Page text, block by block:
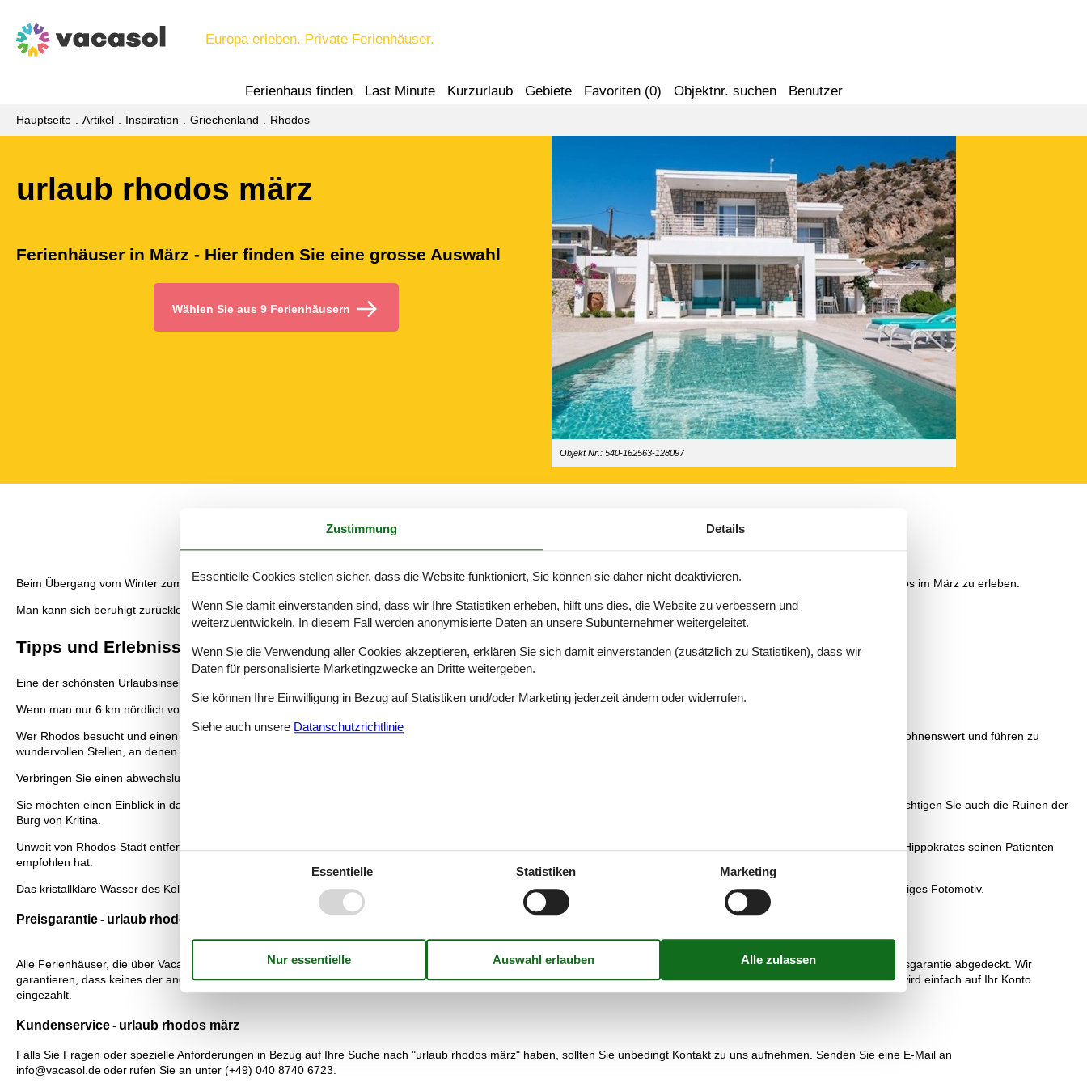
Europa erleben. Private Ferienhäuser.
Ferienhaus finden Last Minute Kurzurlaub Gebiete Favoriten (0) Objektnr. suchen Benutzer
Hauptseite Artikel Inspiration Griechenland Rhodos
urlaub rhodos märz
Ferienhäuser in März - Hier finden Sie eine grosse Auswahl
Wählen Sie aus 9 Ferienhäusern
Objekt Nr.: 540-162563-128097
Beim Übergang vom Winter zum Frühling zeichnen sich bereits hellere Tage ab und es ist daher für viele eine besondere Jahreszeit. Freuen Sie sich schon mal darauf, Rhodos im März zu erleben.
Man kann sich beruhigt zurücklehnen, wenn das erledigt ist.
Tipps und Erlebnisse
Eine der schönsten Urlaubsinseln in der Ägäis ist die griechische Insel Rhodos, die mit einzigartigen Sehenswürdigkeiten lockt.
Wenn man nur 6 km nördlich vom Strand in die verträumte Siedlung Kolymbia fährt, erreicht man das Kloster Paramithia, welches wirklich einen Besuch wert ist.
Wer Rhodos besucht und einen etwas aktiveren Urlaub verleben möchte, sollte unbedingt seine Wanderschuhe mit einpacken, denn Wanderungen im Inselinneren sind sehr lohnenswert und führen zu
wundervollen Stellen, an denen Besucher die Einsamkeit genießen können.
Verbringen Sie einen abwechslungsreichen Tag im Aquapark Rhodos in Faliraki.
Sie möchten einen Einblick in das traditionelle Dorfleben der Insel Rhodos bekommen? Dann verbringen Sie einen Tag in Embona und schlendern Sie durch die Gassen. Besichtigen Sie auch die Ruinen der
Burg von Kritina.
Unweit von Rhodos-Stadt entfernt liegt mit den Thermen von Kalithea eine bereits zu Kaiser Augustus genutzte Thermalanlage mit schwefelhaltigem Wasser, welches bereits Hippokrates seinen Patienten
empfohlen hat.
Das kristallklare Wasser des Kolymbia Strandes, kombiniert mit dem grünen Hintergrund der Kiefernhaine, ist ein attraktiver Anziehungspunkt für die Besucher und ein großartiges Fotomotiv.
Preisgarantie - urlaub rhodos märz
Alle Ferienhäuser, die über Vacasol vermietet werden, sind von unserer Preisgarantie abgedeckt. Alle Ferienhäuser, die über Vacasol vermietet werden, sind von unserer Preisgarantie abgedeckt. Wir
garantieren, dass keines der anderen Vermietungsunternehmen, die den Urlaub, den Sie bevorzugen, zu einem Preis vermietet, der niedriger als unser Preis ist. Der Betrag wird einfach auf Ihr Konto
eingezahlt.
Kundenservice - urlaub rhodos märz
Falls Sie Fragen oder spezielle Anforderungen in Bezug auf Ihre Suche nach "urlaub rhodos märz" haben, sollten Sie unbedingt Kontakt zu uns aufnehmen. Senden Sie eine E-Mail an
info@vacasol.de oder rufen Sie an unter (+49) 040 8740 6723.
Zustimmung Details
Essentielle Cookies stellen sicher, dass die Website funktioniert, Sie können sie daher nicht deaktivieren.
Wenn Sie damit einverstanden sind, dass wir Ihre Statistiken erheben, hilft uns dies, die Website zu verbessern und
weiterzuentwickeln. In diesem Fall werden anonymisierte Daten an unsere Subunternehmer weitergeleitet.
Wenn Sie die Verwendung aller Cookies akzeptieren, erklären Sie sich damit einverstanden (zusätzlich zu Statistiken), dass wir
Daten für personalisierte Marketingzwecke an Dritte weitergeben.
Sie können Ihre Einwilligung in Bezug auf Statistiken und/oder Marketing jederzeit ändern oder widerrufen.
Siehe auch unsere Datanschutzrichtlinie
Essentielle Statistiken Marketing